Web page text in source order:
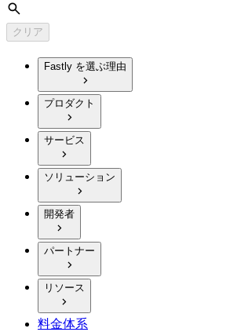
検索
クリア
Fastly を選ぶ理由
プロダクト
サービス
ソリューション
開発者
パートナー
リソース
料金体系